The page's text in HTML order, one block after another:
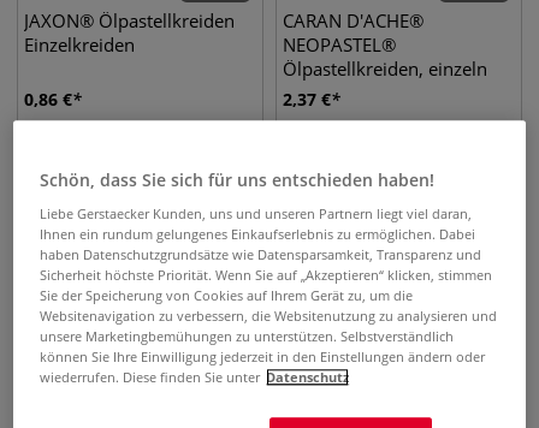
JAXON® Ölpastellkreiden
Einzelkreiden
0,86 €
CARAN D'ACHE®
NEOPASTEL®
Ölpastellkreiden, einzeln
2,37 €
Schön, dass Sie sich für uns entschieden haben!
Liebe Gerstaecker Kunden, uns und unseren Partnern liegt viel daran,
Ihnen ein rundum gelungenes Einkaufserlebnis zu ermöglichen. Dabei
haben Datenschutzgrundsätze wie Datensparsamkeit, Transparenz und
Sicherheit höchste Priorität. Wenn Sie auf „Akzeptieren“ klicken, stimmen
Sie der Speicherung von Cookies auf Ihrem Gerät zu, um die
Websitenavigation zu verbessern, die Websitenutzung zu analysieren und
unsere Marketingbemühungen zu unterstützen. Selbstverständlich
können Sie Ihre Einwilligung jederzeit in den Einstellungen ändern oder
wiederrufen. Diese finden Sie unter Datenschutz